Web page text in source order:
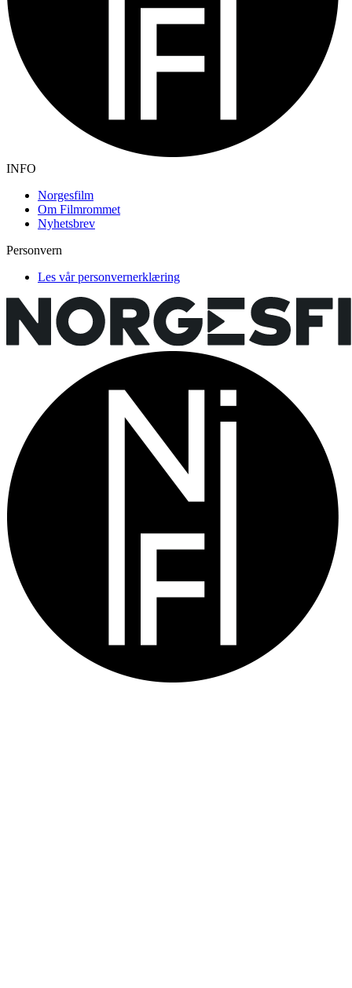
INFO
Norgesfilm
Om Filmrommet
Nyhetsbrev
Personvern
Les vår personvernerklæring